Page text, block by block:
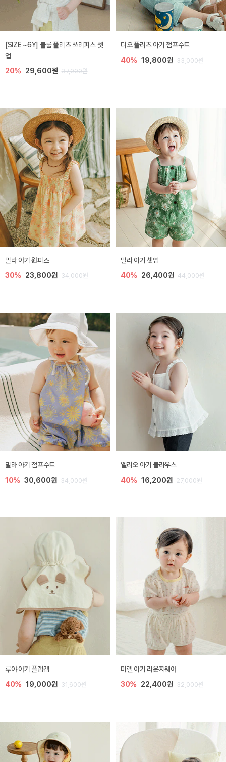
[SIZE ~6Y] 블룸 플리츠 쓰리피스 셋
업
20% 29,600원 37,000원
디오 플리츠 아기 점프수트
40% 19,800원 33,000원
밀라 아기 원피스
30% 23,800원 34,000원
밀라 아기 셋업
40% 26,400원 44,000원
밀라 아기 점프수트
10% 30,600원 34,000원
엘리오 아기 블라우스
40% 16,200원 27,000원
루야 아기 플랩캡
40% 19,000원 31,600원
미렐 아기 라운지웨어
30% 22,400원 32,000원